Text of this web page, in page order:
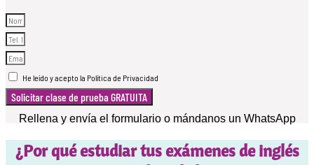
He leído y acepto la Política de Privacidad
Solicitar clase de prueba GRATUITA
Rellena y envía el formulario o mándanos un WhatsApp
¿Por qué estudiar tus exámenes de inglés